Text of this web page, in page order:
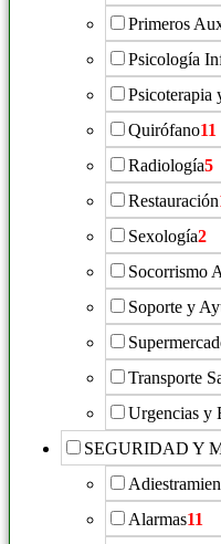
Primeros
Psicología
Psicoterapia
Quirófano11
Radiología5
Restauración
Sexología2
Socorrismo
Soporte y
Transporte
Urgencias y
SEGURIDAD Y
Alarmas11